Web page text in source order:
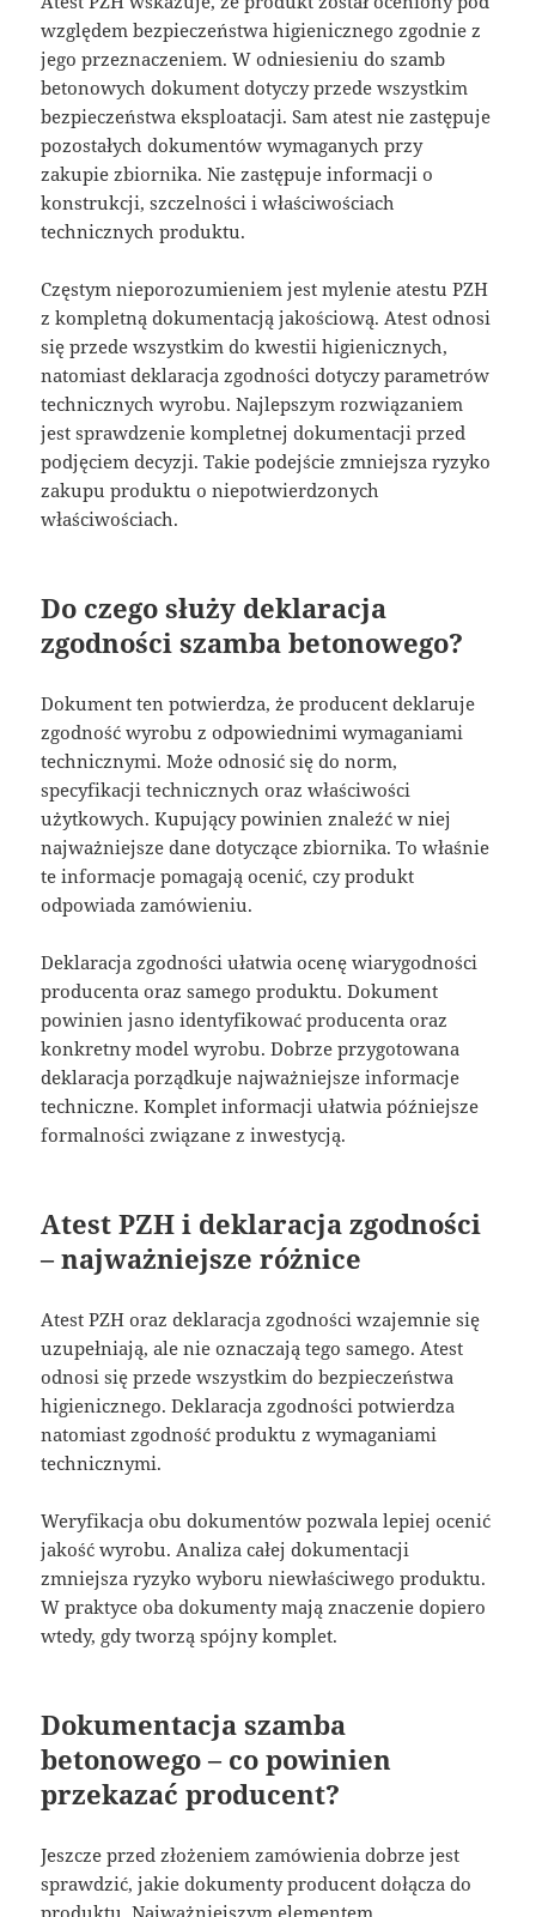
względem bezpieczeństwa higienicznego zgodnie z
jego przeznaczeniem. W odniesieniu do szamb
betonowych dokument dotyczy przede wszystkim
bezpieczeństwa eksploatacji. Sam atest nie zastępuje
pozostałych dokumentów wymaganych przy
zakupie zbiornika. Nie zastępuje informacji o
konstrukcji, szczelności i właściwościach
technicznych produktu.
Częstym nieporozumieniem jest mylenie atestu PZH
z kompletną dokumentacją jakościową. Atest odnosi
się przede wszystkim do kwestii higienicznych,
natomiast deklaracja zgodności dotyczy parametrów
technicznych wyrobu. Najlepszym rozwiązaniem
jest sprawdzenie kompletnej dokumentacji przed
podjęciem decyzji. Takie podejście zmniejsza ryzyko
zakupu produktu o niepotwierdzonych
właściwościach.
Do czego służy deklaracja
zgodności szamba betonowego?
Dokument ten potwierdza, że producent deklaruje
zgodność wyrobu z odpowiednimi wymaganiami
technicznymi. Może odnosić się do norm,
specyfikacji technicznych oraz właściwości
użytkowych. Kupujący powinien znaleźć w niej
najważniejsze dane dotyczące zbiornika. To właśnie
te informacje pomagają ocenić, czy produkt
odpowiada zamówieniu.
Deklaracja zgodności ułatwia ocenę wiarygodności
producenta oraz samego produktu. Dokument
powinien jasno identyfikować producenta oraz
konkretny model wyrobu. Dobrze przygotowana
deklaracja porządkuje najważniejsze informacje
techniczne. Komplet informacji ułatwia późniejsze
formalności związane z inwestycją.
Atest PZH i deklaracja zgodności
– najważniejsze różnice
Atest PZH oraz deklaracja zgodności wzajemnie się
uzupełniają, ale nie oznaczają tego samego. Atest
odnosi się przede wszystkim do bezpieczeństwa
higienicznego. Deklaracja zgodności potwierdza
natomiast zgodność produktu z wymaganiami
technicznymi.
Weryfikacja obu dokumentów pozwala lepiej ocenić
jakość wyrobu. Analiza całej dokumentacji
zmniejsza ryzyko wyboru niewłaściwego produktu.
W praktyce oba dokumenty mają znaczenie dopiero
wtedy, gdy tworzą spójny komplet.
Dokumentacja szamba
betonowego – co powinien
przekazać producent?
Jeszcze przed złożeniem zamówienia dobrze jest
sprawdzić, jakie dokumenty producent dołącza do